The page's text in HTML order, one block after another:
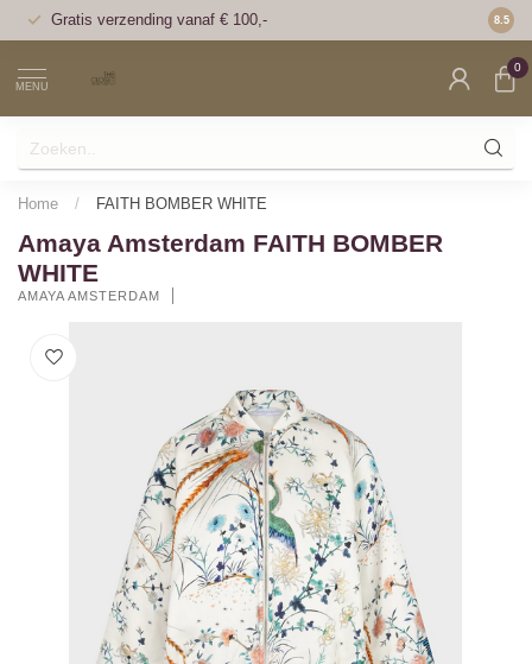
Gratis verzending vanaf € 100,- Voor
8.5
MENU
0
Home / FAITH BOMBER WHITE
Amaya Amsterdam FAITH BOMBER
WHITE
AMAYA AMSTERDAM